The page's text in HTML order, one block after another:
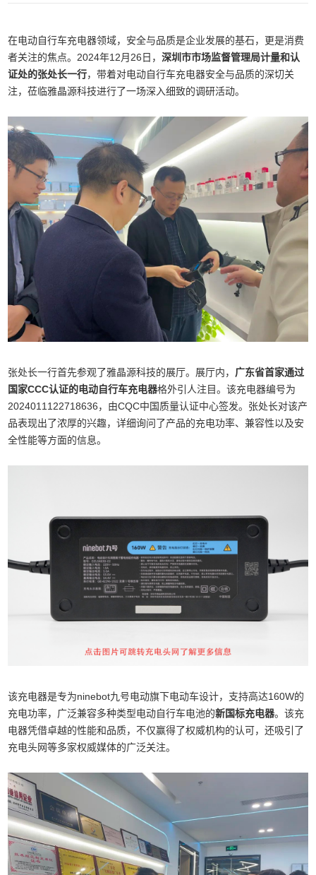
在电动自行车充电器领域，安全与品质是企业发展的基石，更是消费
者关注的焦点。2024年12月26日，深圳市市场监督管理局计量和认
证处的张处长一行，带着对电动自行车充电器安全与品质的深切关
注，莅临雅晶源科技进行了一场深入细致的调研活动。
张处长一行首先参观了雅晶源科技的展厅。展厅内， 广东省首家通过
国家CCC认证的电动自行车充电器格外引人注目。该充电器编号为
2024011122718636，由CQC中国质量认证中心签发。张处长对该产
品表现出了浓厚的兴趣，详细询问了产品的充电功率、兼容性以及安
全性能等方面的信息。
该充电器是专为ninebot九号电动旗下电动车设计，支持高达160W的
充电功率，广泛兼容多种类型电动自行车电池的新国标充电器。该充
电器凭借卓越的性能和品质，不仅赢得了权威机构的认可，还吸引了
充电头网等多家权威媒体的广泛关注。